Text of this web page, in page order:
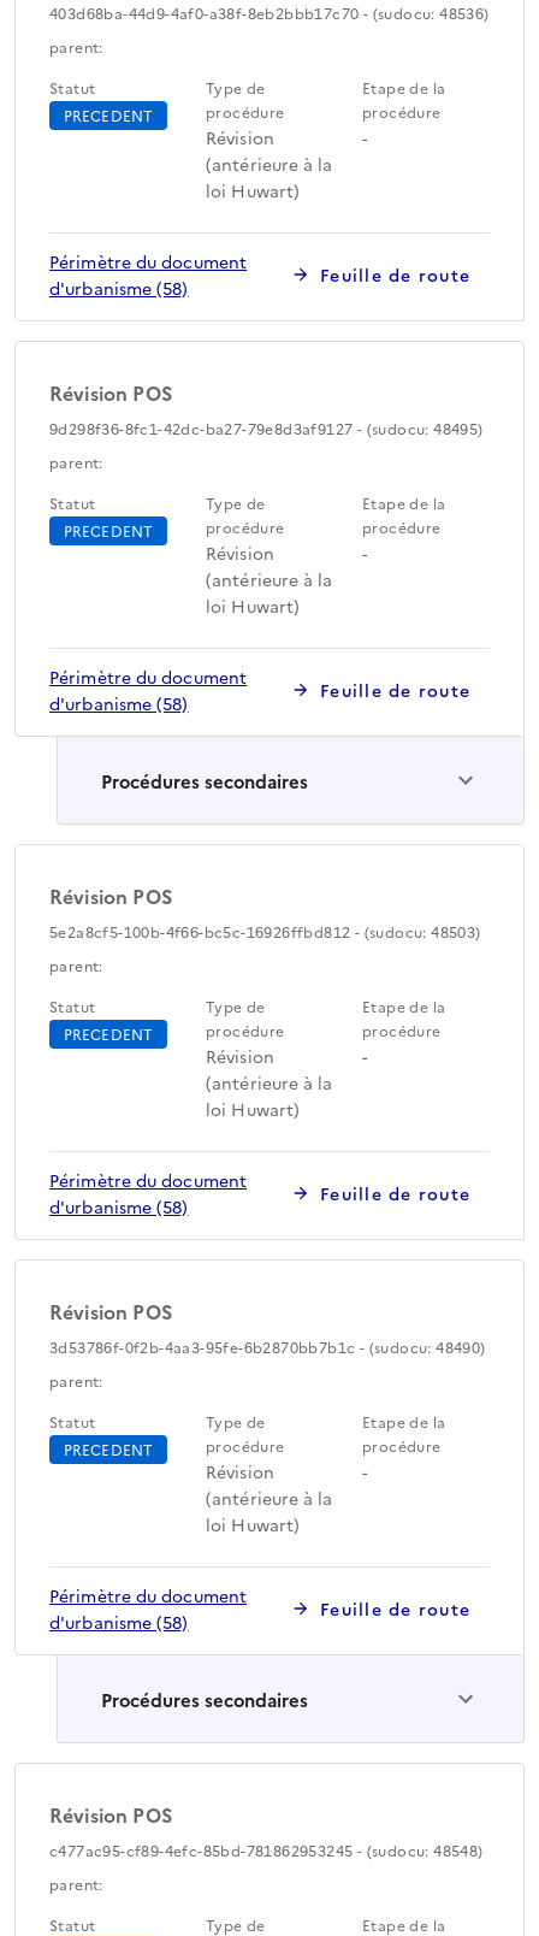
403d68ba-44d9-4af0-a38f-8eb2bbb17c70 - (sudocu: 48536)
parent:
Statut
PRECEDENT
Type de
procédure
Révision
(antérieure à la
loi Huwart)
Etape de la
procédure
-
Périmètre du document
d'urbanisme (58)
Feuille de route
Révision POS
9d298f36-8fc1-42dc-ba27-79e8d3af9127 - (sudocu: 48495)
parent:
Statut
PRECEDENT
Type de
procédure
Révision
(antérieure à la
loi Huwart)
Etape de la
procédure
-
Périmètre du document
d'urbanisme (58)
Feuille de route
Procédures secondaires
Révision POS
5e2a8cf5-100b-4f66-bc5c-16926ffbd812 - (sudocu: 48503)
parent:
Statut
PRECEDENT
Type de
procédure
Révision
(antérieure à la
loi Huwart)
Etape de la
procédure
-
Périmètre du document
d'urbanisme (58)
Feuille de route
Révision POS
3d53786f-0f2b-4aa3-95fe-6b2870bb7b1c - (sudocu: 48490)
parent:
Statut
PRECEDENT
Type de
procédure
Révision
(antérieure à la
loi Huwart)
Etape de la
procédure
-
Périmètre du document
d'urbanisme (58)
Feuille de route
Procédures secondaires
Révision POS
c477ac95-cf89-4efc-85bd-781862953245 - (sudocu: 48548)
parent:
Statut
Type de
Etape de la